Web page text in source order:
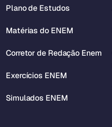
Plano de Estudos
Matérias do ENEM
Corretor de Redação Enem
Exercícios ENEM
Simulados ENEM